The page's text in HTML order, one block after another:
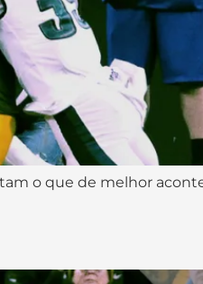
o que de melhor